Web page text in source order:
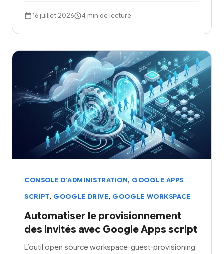
16 juillet 2026 4 min de lecture
CONSOLE D'ADMINISTRATION, GOOGLE APPS
SCRIPT, GOOGLE DRIVE, GOOGLE WORKSPACE
Automatiser le provisionnement
des invités avec Google Apps script
L’outil open source workspace-guest-provisioning